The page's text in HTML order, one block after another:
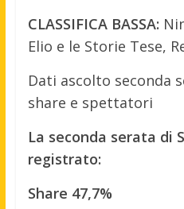
CLASSIFICA BASSA:
Elio e le Storie Tese,
Dati ascolto seconda
share e spettatori
La seconda serata di
registrato:
Share 47,7%